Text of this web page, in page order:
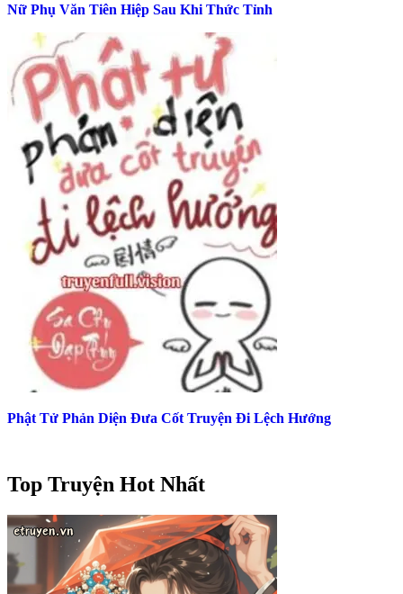
Nữ Phụ Văn Tiên Hiệp Sau Khi Thức Tỉnh
Phật Tử Phản Diện Đưa Cốt Truyện Đi Lệch Hướng
Top Truyện Hot Nhất